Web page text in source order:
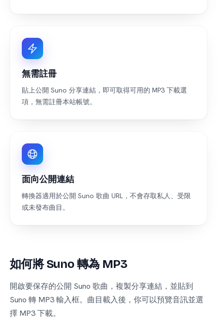
無需註冊
貼上公開 Suno 分享連結，即可取得可用的 MP3 下載選
項，無需註冊本站帳號。
面向公開連結
轉換器適用於公開 Suno 歌曲 URL，不會存取私人、受限
或未發布曲目。
如何將 Suno 轉為 MP3
開啟要保存的公開 Suno 歌曲，複製分享連結，並貼到
Suno 轉 MP3 輸入框。曲目載入後，你可以預覽音訊並選
擇 MP3 下載。